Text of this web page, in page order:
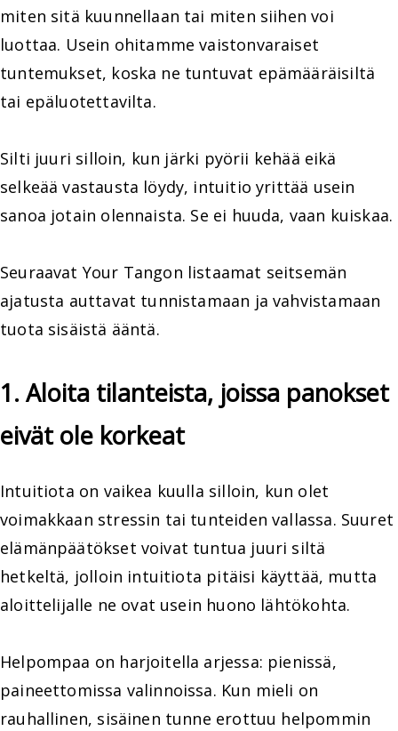
miten sitä kuunnellaan tai miten siihen voi
luottaa. Usein ohitamme vaistonvaraiset
tuntemukset, koska ne tuntuvat epämääräisiltä
tai epäluotettavilta.
Silti juuri silloin, kun järki pyörii kehää eikä
selkeää vastausta löydy, intuitio yrittää usein
sanoa jotain olennaista. Se ei huuda, vaan kuiskaa.
Seuraavat Your Tangon listaamat seitsemän
ajatusta auttavat tunnistamaan ja vahvistamaan
tuota sisäistä ääntä.
1. Aloita tilanteista, joissa panokset
eivät ole korkeat
Intuitiota on vaikea kuulla silloin, kun olet
voimakkaan stressin tai tunteiden vallassa. Suuret
elämänpäätökset voivat tuntua juuri siltä
hetkeltä, jolloin intuitiota pitäisi käyttää, mutta
aloittelijalle ne ovat usein huono lähtökohta.
Helpompaa on harjoitella arjessa: pienissä,
paineettomissa valinnoissa. Kun mieli on
rauhallinen, sisäinen tunne erottuu helpommin